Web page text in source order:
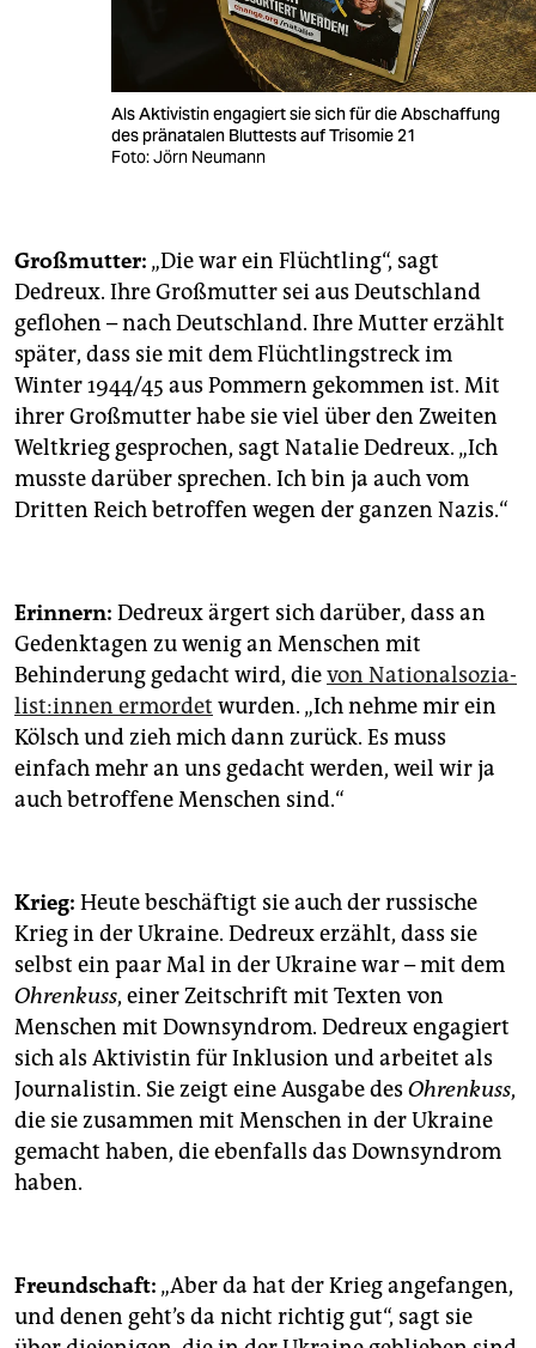
Als Aktivistin engagiert sie sich für die Abschaffung
des pränatalen Bluttests auf Trisomie 21
Foto: Jörn Neumann
Großmutter: „Die war ein Flüchtling“, sagt
Dedreux. Ihre Großmutter sei aus Deutschland
geflohen – nach Deutschland. Ihre Mutter erzählt
später, dass sie mit dem Flüchtlingstreck im
Winter 1944/45 aus Pommern gekommen ist. Mit
ihrer Großmutter habe sie viel über den Zweiten
Weltkrieg gesprochen, sagt Natalie Dedreux. „Ich
musste darüber sprechen. Ich bin ja auch vom
Dritten Reich betroffen wegen der ganzen Nazis.“
Erinnern: Dedreux ärgert sich darüber, dass an
Gedenktagen zu wenig an Menschen mit
Behinderung gedacht wird, dievon Na­tio­nal­so­zia­
lis­t:in­nen ermordet wurden. „Ich nehme mir ein
Kölsch und zieh mich dann zurück. Es muss
einfach mehr an uns gedacht werden, weil wir ja
auch betroffene Menschen sind.“
Krieg: Heute beschäftigt sie auch der russische
Krieg in der Ukraine. Dedreux erzählt, dass sie
selbst ein paar Mal in der Ukraine war – mit dem
Ohrenkuss, einer Zeitschrift mit Texten von
Menschen mit Downsyndrom. Dedreux engagiert
sich als Aktivistin für Inklusion und arbeitet als
Journalistin. Sie zeigt eine Ausgabe des Ohrenkuss,
die sie zusammen mit Menschen in der Ukraine
gemacht haben, die ebenfalls das Downsyndrom
haben.
Freundschaft: „Aber da hat der Krieg angefangen,
und denen geht’s da nicht richtig gut“, sagt sie